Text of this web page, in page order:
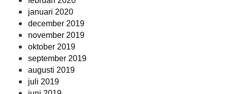
januari 2020
december 2019
november 2019
oktober 2019
september 2019
augusti 2019
juli 2019